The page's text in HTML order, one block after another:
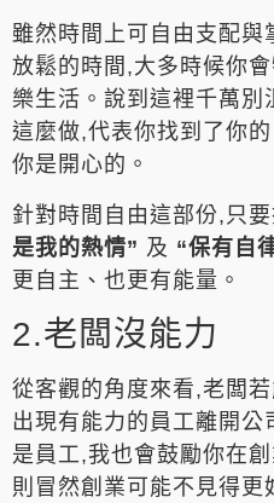
雖然時間上可自由支配與
放鬆的時間,大多時候你
樂生活。說到這裡千萬別
這麼做,代表你找到了你的
你是開心的。
針對時間自由這部份,只
是我的熱情” 及 “保有自
更自主、也更有能量。
2.老闆沒能力
從客觀的角度來看,老闆
出現有能力的員工離開
是員工,我也會鼓勵你在
則冒然創業可能不見得更